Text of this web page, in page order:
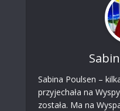
Sabina Poulsen –
przyjechała na
została. Ma na